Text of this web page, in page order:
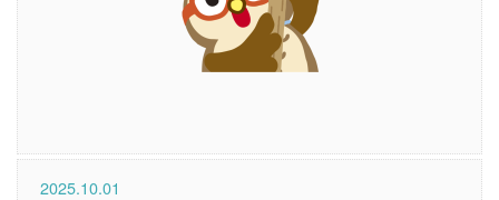
2025.10.01